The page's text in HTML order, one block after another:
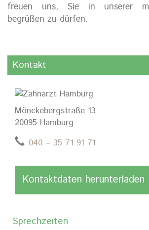
freuen uns, Sie in unserer
begrüßen zu dürfen.
Kontakt
Mönckebergstraße 13
20095 Hamburg
040 – 35 71 91 71
Kontaktdaten herunterladen
Sprechzeiten